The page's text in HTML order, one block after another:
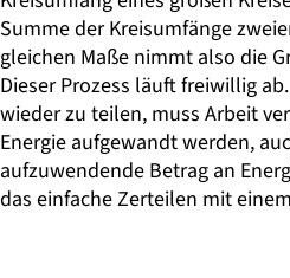
Summe der Kreisumfänge
gleichen Maße nimmt also die
Dieser Prozess läuft freiwillig
wieder zu teilen, muss Arbeit
Energie aufgewandt werden,
aufzuwendende Betrag an
das einfache Zerteilen mit